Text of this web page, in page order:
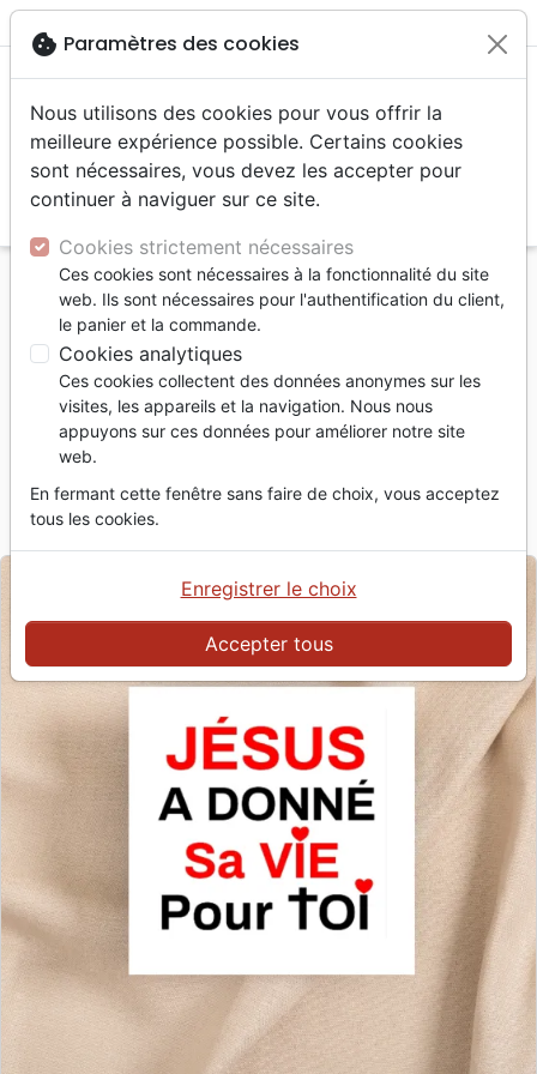
menu
Accueil Divers
Papeterie
Autocollant "Jésus a donné sa vie pour toi" - carré
7,5 cm
Autocollant "Jésus a donné sa vie
pour toi"
carré 7,5 cm
RéférenceSTIC0707 EAN 9991020007340
Editeur Jésus Stickers
cookie Paramètres des cookies
Nous utilisons des cookies pour vous offrir la
meilleure expérience possible. Certains cookies
sont nécessaires, vous devez les accepter pour
continuer à naviguer sur ce site.
Cookies strictement nécessaires
Ces cookies sont nécessaires à la fonctionnalité du site
web. Ils sont nécessaires pour l'authentification du client,
le panier et la commande.
Cookies analytiques
Ces cookies collectent des données anonymes sur les
visites, les appareils et la navigation. Nous nous
appuyons sur ces données pour améliorer notre site
web.
En fermant cette fenêtre sans faire de choix, vous acceptez
tous les cookies.
Accepter tous
Enregistrer le choix